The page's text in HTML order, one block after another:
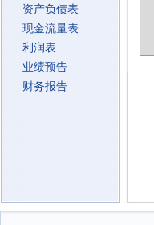
资产负债表
现金流量表
利润表
业绩预告
财务报告